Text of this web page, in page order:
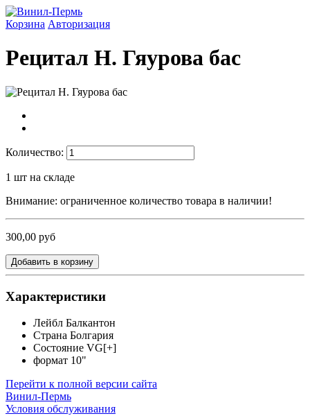
Корзина Авторизация
Рецитал Н. Гяурова бас
Количество:
1 шт на складе
Внимание: ограниченное количество товара в наличии!
300,00 руб
Добавить в корзину
Характеристики
Лейбл Балкантон
Страна Болгария
Состояние VG[+]
формат 10"
Перейти к полной версии сайта
Винил-Пермь
Условия обслуживания